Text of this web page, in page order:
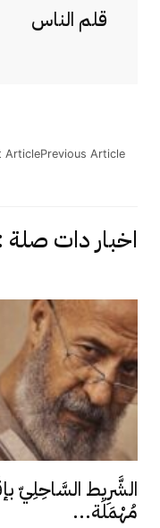
قلم الناس
Previous Article
Article
اخبار دات صلة
الشَّرِيط السَّاحِلِيّ
مُهْمَلَة...